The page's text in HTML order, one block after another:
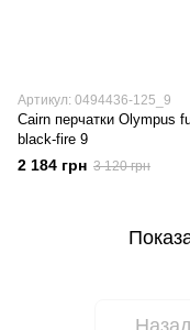
Артикул: 0494436-125_9
Cairn перчатки Olympus
black-fire 9
2 184 грн 3 120 грн
Назад